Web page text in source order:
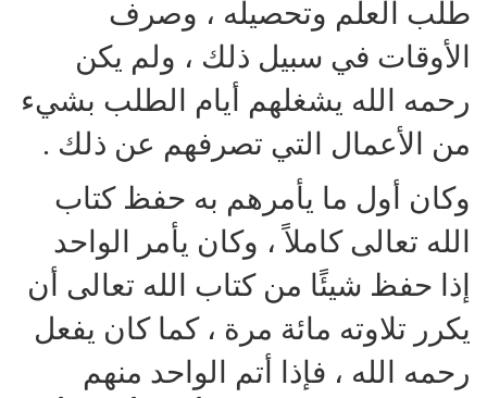
طلب العلم وتحصيله ، وصرف
الأوقات في سبيل ذلك ، ولم يكن
رحمه الله يشغلهم أيام الطلب بشيء
من الأعمال التي تصرفهم عن ذلك .
وكان أول ما يأمرهم به حفظ كتاب
الله تعالى كاملاً ، وكان يأمر الواحد
إذا حفظ شيئًا من كتاب الله تعالى أن
يكرر تلاوته مائة مرة ، كما كان يفعل
رحمه الله ، فإذا أتم الواحد منهم